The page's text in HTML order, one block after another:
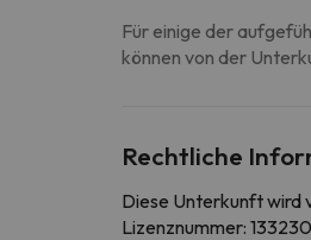
Für einige der
können von der
Rechtliche
Diese Unterkunft wird
Lizenznummer: